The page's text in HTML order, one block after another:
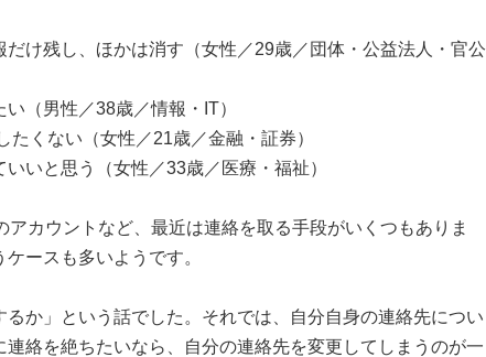
だけ残し、ほかは消す（女性／29歳／団体・公益法人・官公
（男性／38歳／情報・IT）
たくない（女性／21歳／金融・証券）
いと思う（女性／33歳／医療・福祉）
カウントなど、最近は連絡を取る手段がいくつもありま
ースも多いようです。
か」という話でした。それでは、自分自身の連絡先につい
絡を絶ちたいなら、自分の連絡先を変更してしまうのが一